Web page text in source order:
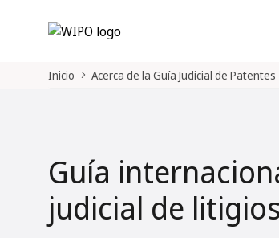
Inicio Acerca de la Guía Judicial de Patentes
Guía
judicial de